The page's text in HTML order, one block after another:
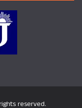
reserved.